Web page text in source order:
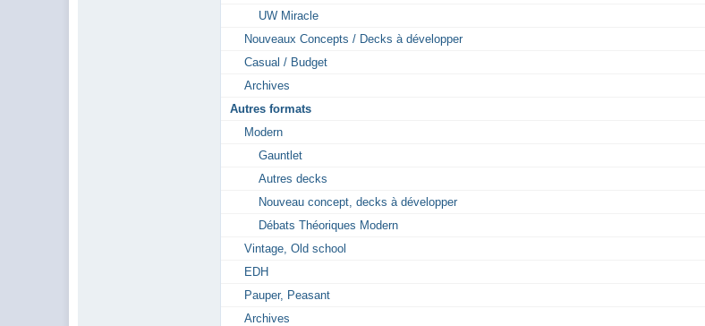
UW Miracle
Nouveaux Concepts / Decks à développer
Casual / Budget
Archives
Autres formats
Modern
Gauntlet
Autres decks
Nouveau concept, decks à développer
Débats Théoriques Modern
Vintage, Old school
EDH
Pauper, Peasant
Archives